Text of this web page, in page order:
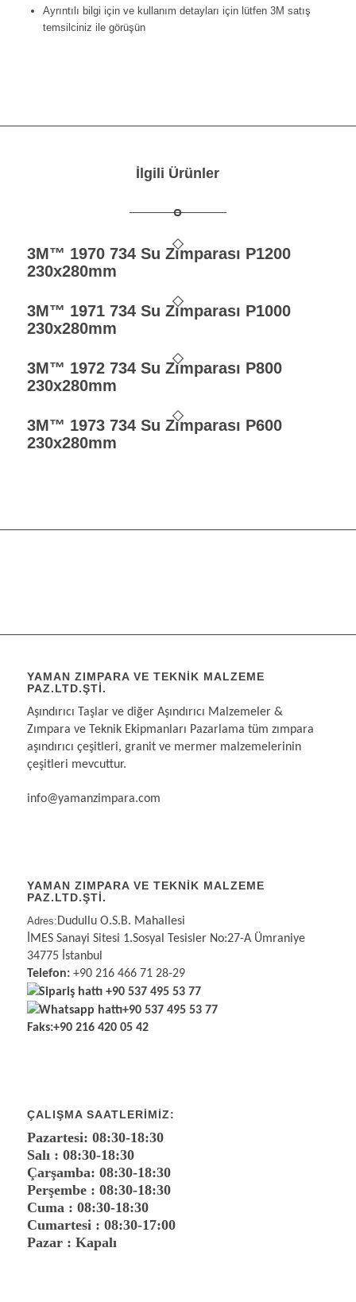
Ayrıntılı bilgi için ve kullanım detayları için lütfen 3M satış
temsilciniz ile görüşün
İlgili Ürünler
3M™ 1970 734 Su Zımparası P1200
230x280mm
3M™ 1971 734 Su Zımparası P1000
230x280mm
3M™ 1972 734 Su Zımparası P800
230x280mm
3M™ 1973 734 Su Zımparası P600
230x280mm
YAMAN ZIMPARA VE TEKNIK MALZEME
PAZ.LTD.ŞTI.
Aşındırıcı Taşlar ve diğer Aşındırıcı Malzemeler &
Zımpara ve Teknik Ekipmanları Pazarlama tüm zımpara
aşındırıcı çeşitleri, granit ve mermer malzemelerinin
çeşitleri mevcuttur.
info@yamanzimpara.com
YAMAN ZIMPARA VE TEKNİK MALZEME
PAZ.LTD.ŞTİ.
Adres: Dudullu O.S.B. Mahallesi
İMES Sanayi Sitesi 1.Sosyal Tesisler No:27-A Ümraniye
34775 İstanbul
Telefon:+90 216 466 71 28-29
Sipariş hattı +90 537 495 53 77
Whatsapp hattı+90 537 495 53 77
Faks:+90 216 420 05 42
ÇALIŞMA SAATLERIMIZ:
Pazartesi: 08:30-18:30
Salı : 08:30-18:30
Çarşamba: 08:30-18:30
Perşembe : 08:30-18:30
Cuma : 08:30-18:30
Cumartesi : 08:30-17:00
Pazar : Kapalı